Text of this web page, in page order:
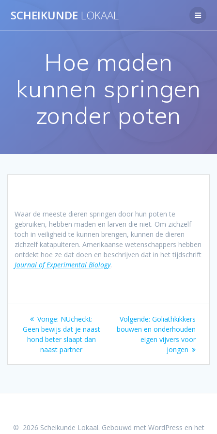
naar
SCHEIKUNDE LOKAAL
Hoe maden
kunnen springen
zonder poten
Waar de meeste dieren springen door hun poten te
gebruiken, hebben maden en larven die niet. Om zichzelf
toch in veiligheid te kunnen brengen, kunnen de dieren
zichzelf katapulteren. Amerikaanse wetenschappers hebben
ontdekt hoe ze dat doen en beschrijven dat in het tijdschrift
Journal of Experimental Biology.
Bericht
navigatie
Vorige: Vorig
bericht:
NUcheckt:
Geen bewijs dat je naast
hond beter slaapt dan
naast partner
Volgende: Volgend
bericht:
Goliathkikkers
bouwen en onderhouden
eigen vijvers voor
jongen
© 2026 Scheikunde Lokaal. Gebouwd met WordPress en het